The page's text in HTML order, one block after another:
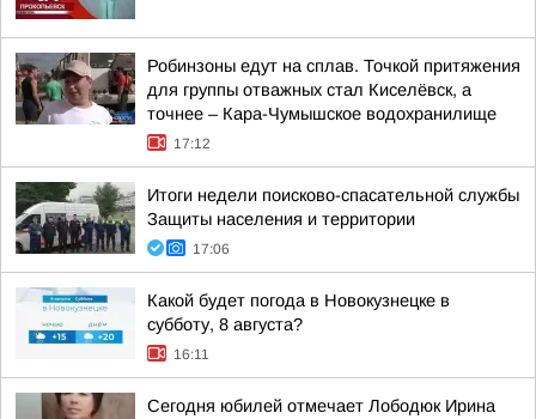
Робинзоны едут на сплав. Точкой притяжения
для группы отважных стал Киселёвск, а
точнее – Кара-Чумышское водохранилище
17:12
Итоги недели поисково-спасательной службы
Защиты населения и территории
17:06
Какой будет погода в Новокузнецке в
субботу, 8 августа?
16:11
Сегодня юбилей отмечает Лободюк Ирина